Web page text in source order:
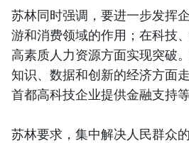
苏林同时强调，要进一步发挥
游和消费领域的作用；在科技
高素质人力资源方面实现突破
知识、数据和创新的经济方面
首都高科技企业提供金融支持等
苏林要求，集中解决人民群众